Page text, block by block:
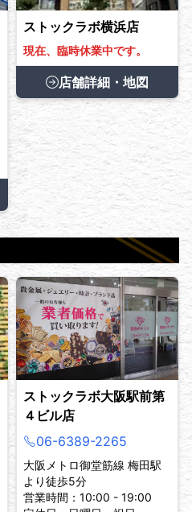
ストックラボ横浜店
現在、臨時休業中です。
店舗詳細・地図
ストックラボ大阪駅前第
４ビル店
06-6389-2265
大阪メトロ御堂筋線 梅田駅
より徒歩5分
営業時間：10:00 - 19:00